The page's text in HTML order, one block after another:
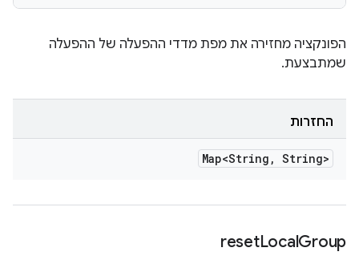
הפונקציה מחזירה את מפת מדדי ההפעלה של ההפעלה
שמתבצעת.
החזרות
Map<String , String>
resetLocalGroup